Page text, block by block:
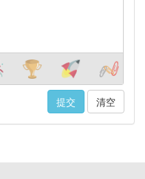
清空